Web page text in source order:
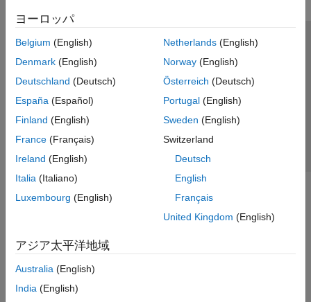
ヨーロッパ
Belgium (English)
Denmark (English)
Deutschland (Deutsch)
España (Español)
Finland (English)
France (Français)
Ireland (English)
Italia (Italiano)
Luxembourg (English)
Netherlands(English)
Norway(English)
Österreich (Deutsch)
Portugal(English)
Sweden (English)
Switzerland
Deutsch
English
Français
United Kingdom (English)
アジア太平洋地域
Australia (English)
India (English)
トラストセンター
プライバシー ポリシー
違法コピー防止
アプリケーション ステータス
© 1994-2026 The MathWorks, Inc.